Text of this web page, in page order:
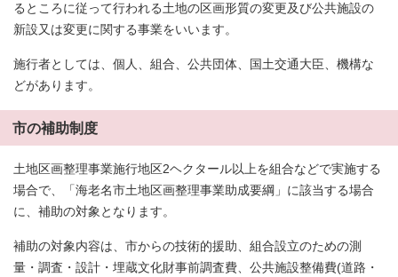
るところに従って行われる土地の区画形質の変更及び公共施設の
新設又は変更に関する事業をいいます。
施行者としては、個人、組合、公共団体、国土交通大臣、機構な
どがあります。
市の補助制度
土地区画整理事業施行地区2ヘクタール以上を組合などで実施する
場合で、「海老名市土地区画整理事業助成要綱」に該当する場合
に、補助の対象となります。
補助の対象内容は、市からの技術的援助、組合設立のための測
量・調査・設計・埋蔵文化財事前調査費、公共施設整備費(道路・